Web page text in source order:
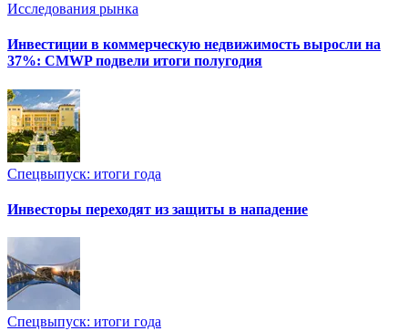
Исследования рынка
Инвестиции в коммерческую недвижимость выросли на
37%: CMWP подвели итоги полугодия
Спецвыпуск: итоги года
Инвесторы переходят из защиты в нападение
Спецвыпуск: итоги года